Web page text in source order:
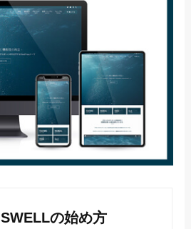
SWELLの始め方